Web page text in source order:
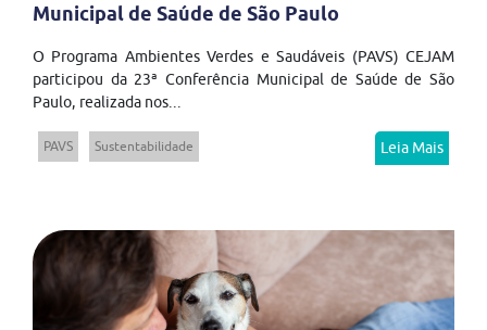
Municipal de Saúde de São Paulo
O Programa Ambientes Verdes e Saudáveis (PAVS) CEJAM
participou da 23ª Conferência Municipal de Saúde de São
Paulo, realizada nos...
PAVS Sustentabilidade Leia Mais